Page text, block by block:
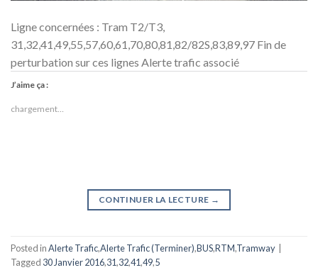
Ligne concernées : Tram T2/T3,
31,32,41,49,55,57,60,61,70,80,81,82/82S,83,89,97 Fin de
perturbation sur ces lignes Alerte trafic associé
J’aime ça :
chargement…
CONTINUER LA LECTURE →
Posted inAlerte Trafic,Alerte Trafic (Terminer),BUS,RTM,Tramway
Tagged 30 Janvier 2016,31,32,41,49,5